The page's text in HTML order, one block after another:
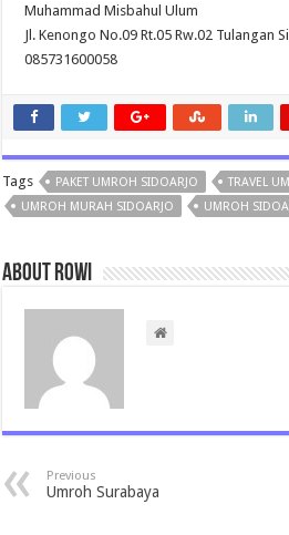
Muhammad Misbahul Ulum
Jl. Kenongo No.09 Rt.05 Rw.02 Tulangan
085731600058
Tags PAKET UMROH SIDOARJO
TRAVEL
UMROH MURAH SIDOARJO
UMROH
About rowi
Previous
Umroh Surabaya